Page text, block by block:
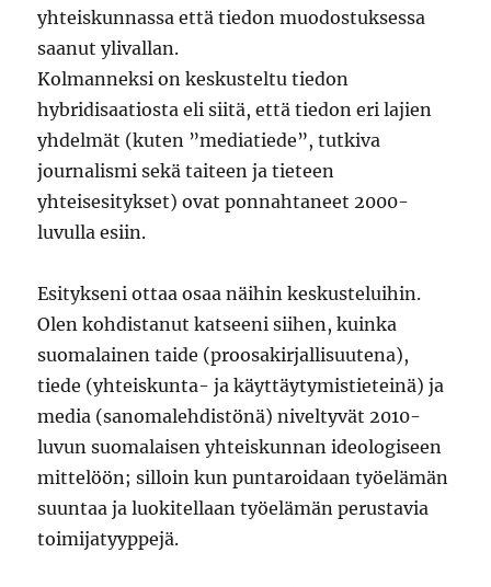
yhteiskunnassa että tiedon muodostuksessa
saanut ylivallan.
Kolmanneksi on keskusteltu tiedon
hybridisaatiosta eli siitä, että tiedon eri lajien
yhdelmät (kuten ”mediatiede”, tutkiva
journalismi sekä taiteen ja tieteen
yhteisesitykset) ovat ponnahtaneet 2000-
luvulla esiin.
Esitykseni ottaa osaa näihin keskusteluihin.
Olen kohdistanut katseeni siihen, kuinka
suomalainen taide (proosakirjallisuutena),
tiede (yhteiskunta- ja käyttäytymistieteinä) ja
media (sanomalehdistönä) niveltyvät 2010-
luvun suomalaisen yhteiskunnan ideologiseen
mittelöön; silloin kun puntaroidaan työelämän
suuntaa ja luokitellaan työelämän perustavia
toimijatyyppejä.